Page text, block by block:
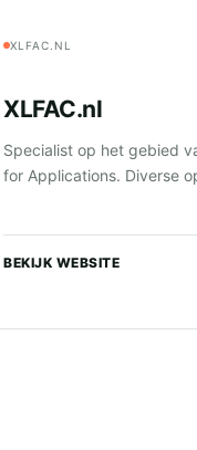
XLFAC.NL
XLFAC.nl
Specialist op het gebied
for Applications. Diverse
BEKIJK WEBSITE